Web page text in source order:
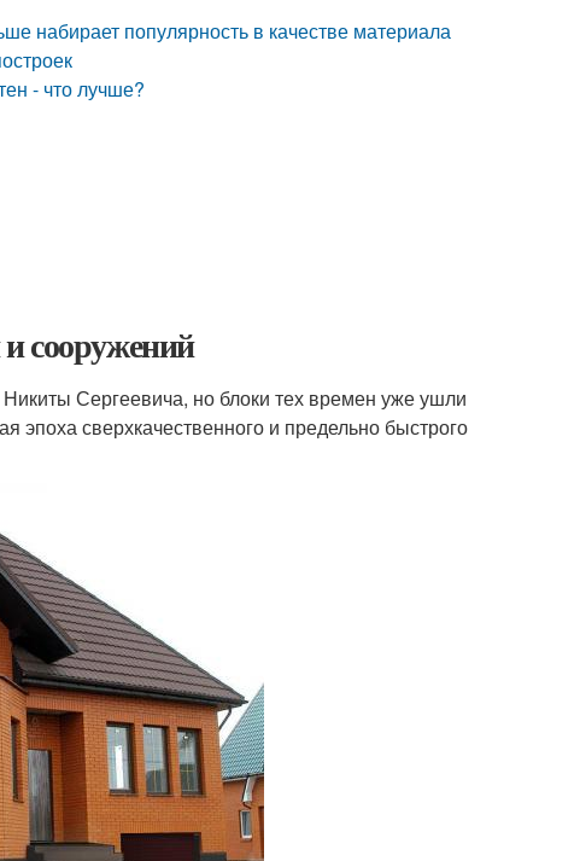
набирает популярность в качестве материала
- что лучше?
сооружений
Сергеевича, но блоки тех времен уже ушли
сверхкачественного и предельно быстрого